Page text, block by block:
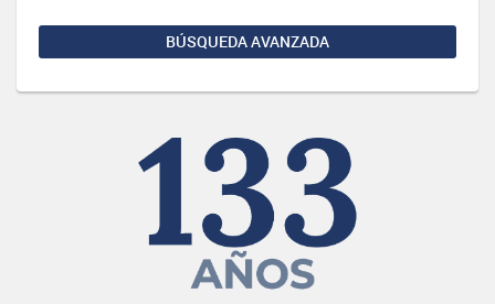
BÚSQUEDA AVANZADA